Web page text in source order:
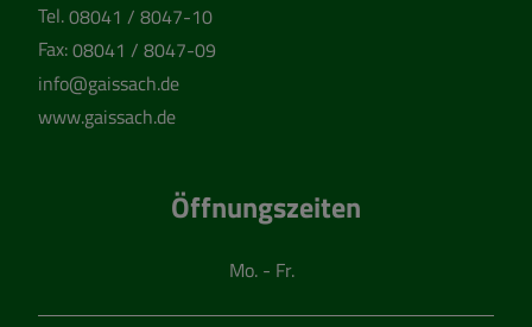
Tel.08041 / 8047-10
Fax:08041 / 8047-09
info@gaissach.de
www.gaissach.de
Öffnungszeiten
Mo. - Fr.